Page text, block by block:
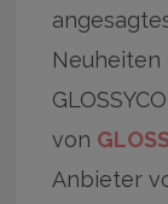
von
Anbieter